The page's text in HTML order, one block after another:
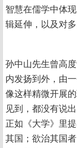
智慧在儒学中体
辑延伸，以及对
孙中山先生曾高
内发扬到外，由
像这样精微开展
见到，都没有说
正如《大学》里
其国；欲治其国